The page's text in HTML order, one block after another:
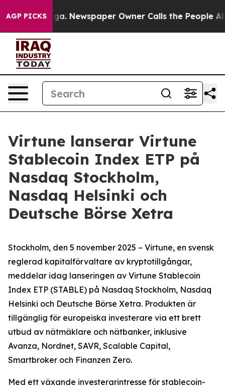
AGP PICKSNewspaper Owner Calls the People
Virtune lanserar Virtune
Stablecoin Index ETP på
Nasdaq Stockholm,
Nasdaq Helsinki och
Deutsche Börse Xetra
Stockholm, den 5 november 2025 – Virtune, en svensk
reglerad kapitalförvaltare av kryptotillgångar,
meddelar idag lanseringen av Virtune Stablecoin
Index ETP (STABLE) på Nasdaq Stockholm, Nasdaq
Helsinki och Deutsche Börse Xetra. Produkten är
tillgänglig för europeiska investerare via ett brett
utbud av nätmäklare och nätbanker, inklusive
Avanza, Nordnet, SAVR, Scalable Capital,
Smartbroker och Finanzen Zero.
Med ett växande investerarintresse för stablecoin-